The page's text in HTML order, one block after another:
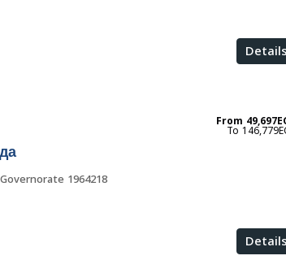
Details
From
1964218
Details